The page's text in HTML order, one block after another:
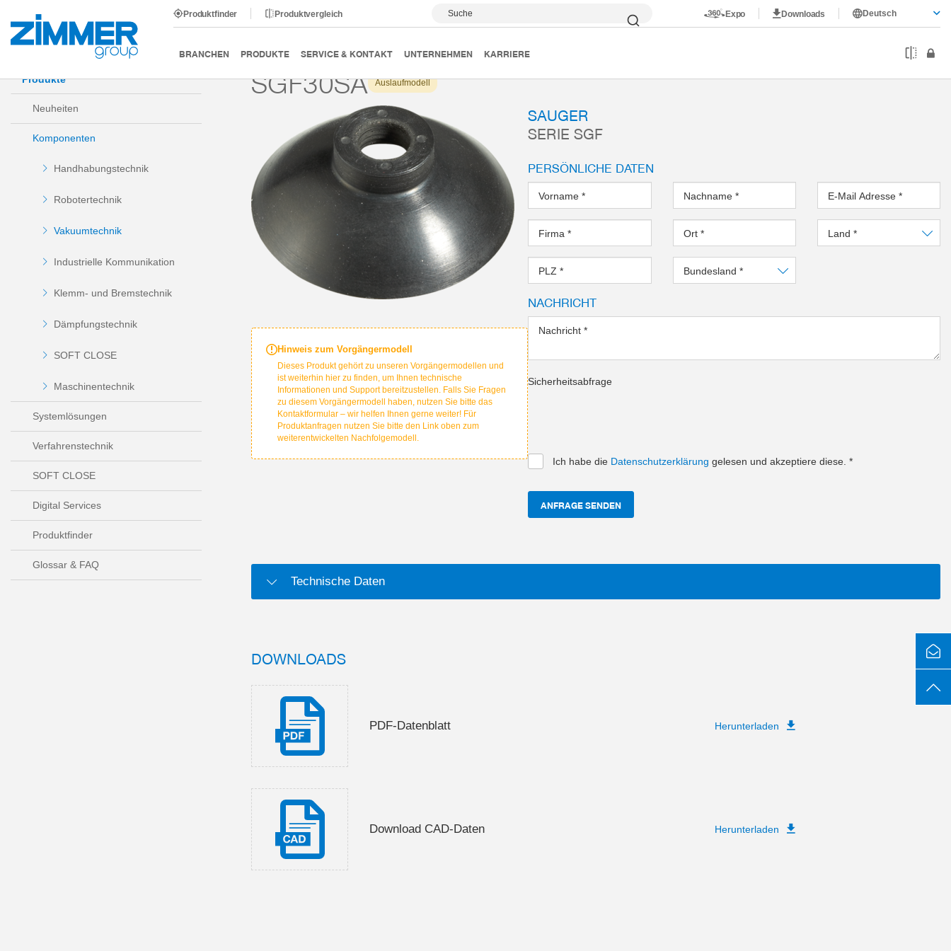
Produktfinder Produktvergleich Suche Expo Downloads Deutsch
BRANCHEN PRODUKTE SERVICE & KONTAKT UNTERNEHMEN KARRIERE
Start Produkte Komponenten Vakuumtechnik Vakuumsauger Serie SGF SGF30SA
Produkte
Neuheiten
Komponenten
Handhabungstechnik
Robotertechnik
Vakuumtechnik
Industrielle Kommunikation
Klemm- und Bremstechnik
Dämpfungstechnik
SOFT CLOSE
Maschinentechnik
Systemlösungen
Verfahrenstechnik
SOFT CLOSE
Digital Services
Produktfinder
Glossar & FAQ
SGF30SA Auslaufmodell
Hinweis zum Vorgängermodell
Dieses Produkt gehört zu unseren Vorgängermodellen und
ist weiterhin hier zu finden, um Ihnen technische
Informationen und Support bereitzustellen. Falls Sie Fragen
zu diesem Vorgängermodell haben, nutzen Sie bitte das
Kontaktformular – wir helfen Ihnen gerne weiter! Für
Produktanfragen nutzen Sie bitte den Link oben zum
weiterentwickelten Nachfolgemodell.
SAUGER
SERIE SGF
PERSÖNLICHE DATEN
Vorname* Nachname * E-Mail Adresse *
Firma* Ort * Land *
PLZ* Bundesland *
NACHRICHT
Nachricht*
Sicherheitsabfrage
Ich habe die Datenschutzerklärung gelesen und akzeptiere diese.*
ANFRAGE SENDEN
Technische Daten
DOWNLOADS
PDF-Datenblatt Herunterladen
Download CAD-Daten Herunterladen